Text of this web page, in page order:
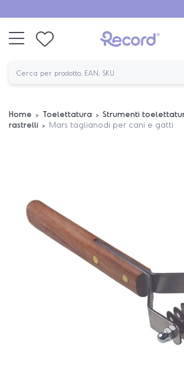
Home Toelettatura Strumenti
rastrelli
Mars taglianodi per cani e gatti